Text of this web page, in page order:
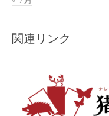
関連リンク